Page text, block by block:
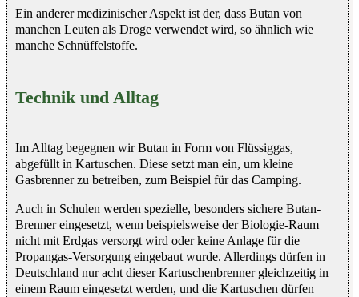
Ein anderer medizinischer Aspekt ist der, dass Butan von
manchen Leuten als Droge verwendet wird, so ähnlich wie
manche Schnüffelstoffe.
Technik und Alltag
Im Alltag begegnen wir Butan in Form von Flüssiggas,
abgefüllt in Kartuschen. Diese setzt man ein, um kleine
Gasbrenner zu betreiben, zum Beispiel für das Camping.
Auch in Schulen werden spezielle, besonders sichere Butan-
Brenner eingesetzt, wenn beispielsweise der Biologie-Raum
nicht mit Erdgas versorgt wird oder keine Anlage für die
Propangas-Versorgung eingebaut wurde. Allerdings dürfen in
Deutschland nur acht dieser Kartuschenbrenner gleichzeitig in
einem Raum eingesetzt werden, und die Kartuschen dürfen